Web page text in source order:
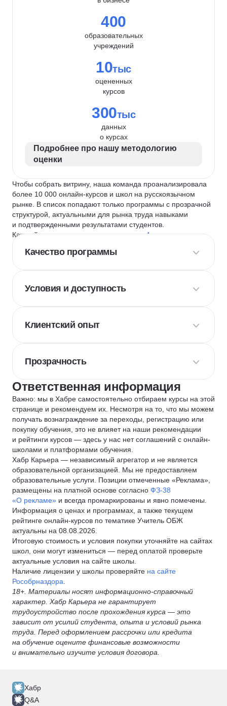
400
образовательных
учреждений
10тыс
оцененных
курсов
300тыс
данных
о курсах
Подробнее про нашу методологию
оценки
Чтобы собрать витрину, наша команда проанализировала
более 10 000 онлайн-курсов и школ на русскоязычном
рынке. В список попадают только программы с прозрачной
структурой, актуальными для рынка труда навыками
и подтвержденными результатами студентов.
Каждый курс и школу мы оцениваем по
4 критериям
Качество программы
Условия и доступность
Клиентский опыт
Прозрачность
Ответственная информация
Важно: мы в Хабре самостоятельно отбираем курсы на этой
странице и рекомендуем их. Несмотря на то, что мы можем
получать вознаграждение за переходы, регистрацию или
покупку обучения, это не влияет на наши рекомендации
и рейтинги курсов — здесь у нас нет соглашений с онлайн-
школами и платформами обучения.
Хабр Карьера — независимый агрегатор и не является
образовательной организацией. Мы не предоставляем
образовательные услуги. Позиции отмеченные «Реклама»,
размещены на платной основе согласно ФЗ-38
«О рекламе» и всегда промаркированы и явно помечены.
Информация о ценах и программах, а также текущем
рейтинге онлайн-курсов по тематике Учитель ОБЖ
актуальны на 08.08.2026.
Итоговую стоимость и условия покупки уточняйте на сайтах
школ, они могут измениться — перед оплатой проверьте
актуальные условия на сайте школы.
Наличие лицензии у школы проверяйте на сайте
Рособрназдора
18+. Материалы носят информационно-справочный
характер. Хабр Карьера не гарантирует
трудоустройство после прохождения курса — это
зависит от усилий студента, опыта и условий рынка
труда. Перед оформлением рассрочки или кредита
на обучение оцените финансовые возможности
и внимательно изучите условия договора.
Хабр
Q&A